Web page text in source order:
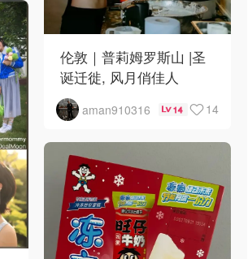
伦敦｜普莉姆罗斯山 |圣
诞迁徙, 风月俏佳人
aman910316 14 14